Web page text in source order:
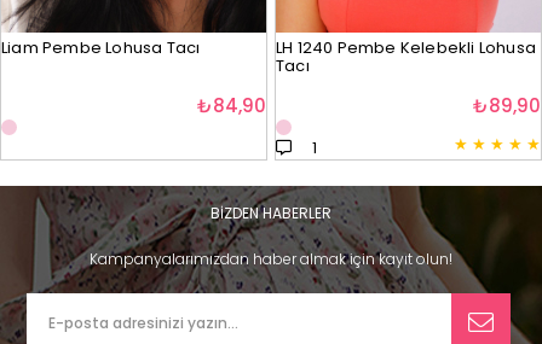
Liam Pembe Lohusa Tacı
₺84,90
LH 1240 Pembe Kelebekli Lohusa
Tacı
★ ★ ★ ★ ★
1
₺89,90
BİZDEN HABERLER
Kampanyalarımızdan haber almak için kayıt olun!